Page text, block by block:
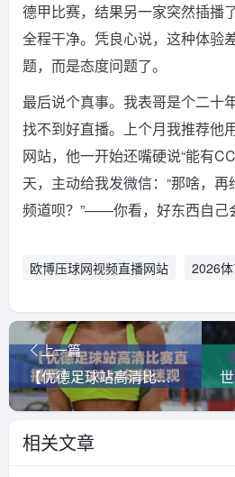
德甲比赛，结果另一家突然插播
全程干净。凭良心说，这种体验
题，而是态度问题了。
最后说个真事。我表哥是个二十
找不到好直播。上个月我推荐他
网站，他一开始还嘴硬说“能有
天，主动给我发微信：“那啥，
频道呗？”——你看，好东西自己
欧博压球网视频直播网站 2026
上一篇
【优德足球站高清比赛直播网】：2026年球迷观赛的全新打开方式
相关文章